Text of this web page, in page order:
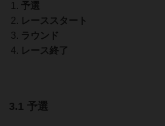
予選
レーススタート
ラウンド
レース終了
3.1 予選